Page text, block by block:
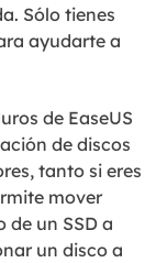
Sólo tienes
ayudarte a
de EaseUS
de discos
tanto si eres
mover
de un SSD a
un disco a